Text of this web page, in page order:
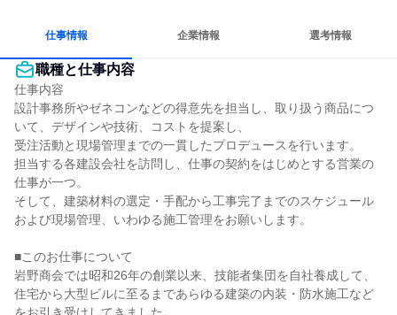
仕事情報 企業情報 選考情報
職種と仕事内容
仕事内容
設計事務所やゼネコンなどの得意先を担当し、取り扱う商品につ
いて、デザインや技術、コストを提案し、
受注活動と現場管理までの一貫したプロデュースを行います。
担当する各建設会社を訪問し、仕事の契約をはじめとする営業の
仕事が一つ。
そして、建築材料の選定・手配から工事完了までのスケジュール
および現場管理、いわゆる施工管理をお願いします。
■このお仕事について
岩野商会では昭和26年の創業以来、技能者集団を自社養成して、
住宅から大型ビルに至るまであらゆる建築の内装・防水施工など